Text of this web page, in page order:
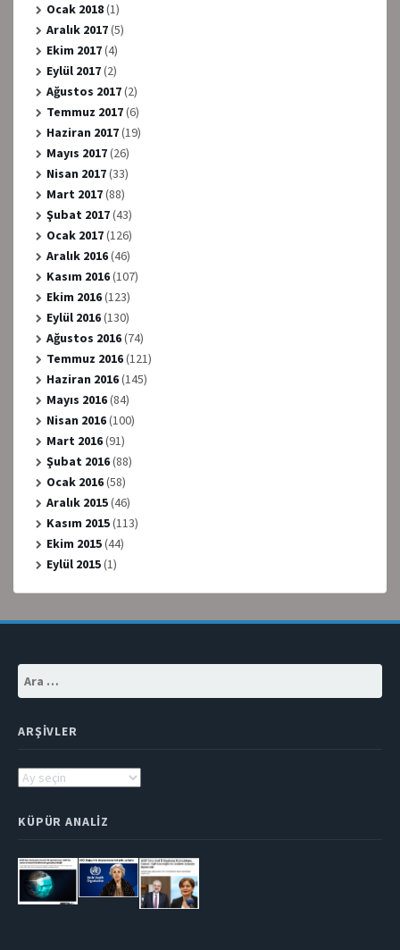
Ocak 2018(1)
Aralık 2017(5)
Ekim 2017(4)
Eylül 2017(2)
Ağustos 2017(2)
Temmuz 2017(6)
Haziran 2017(19)
Mayıs 2017(26)
Nisan 2017(33)
Mart 2017(88)
Şubat 2017(43)
Ocak 2017(126)
Aralık 2016(46)
Kasım 2016(107)
Ekim 2016(123)
Eylül 2016(130)
Ağustos 2016(74)
Temmuz 2016(121)
Haziran 2016(145)
Mayıs 2016(84)
Nisan 2016(100)
Mart 2016(91)
Şubat 2016(88)
Ocak 2016(58)
Aralık 2015(46)
Kasım 2015(113)
Ekim 2015(44)
Eylül 2015(1)
ARŞIVLER
Arşivler
KÜPÜR ANALIZ